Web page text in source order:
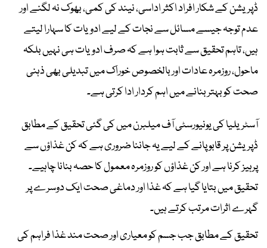
ڈپریشن کے شکار افراد اکثر اداسی، نیند کی کمی، بھوک نہ لگنے اور
عدم توجہ جیسے مسائل سے نجات کے لیے ادویات کا سہارا لیتے
ہیں، تاہم تحقیق سے ثابت ہوا ہے کہ صرف ادویات ہی نہیں بلکہ
ماحول، روزمرہ عادات اور بالخصوص خوراک میں تبدیلی بھی ذہنی
صحت کو بہتر بنانے میں اہم کردار ادا کرتی ہے۔
آسٹریلیا کی یونیورسٹی آف میلبرن میں کی گئی تحقیق کے مطابق
ڈپریشن پر قابو پانے کے لیے یہ جاننا ضروری ہے کہ کن غذاؤں سے
پرہیز کرنا ہے اور کن غذاؤں کو روزمرہ معمول کا حصہ بنانا چاہیے۔
تحقیق میں بتایا گیا ہے کہ غذا اور دماغی صحت ایک دوسرے پر
گہرے اثرات مرتب کرتے ہیں۔
تحقیق کے مطابق جب جسم کو معیاری اور صحت مند غذا فراہم کی